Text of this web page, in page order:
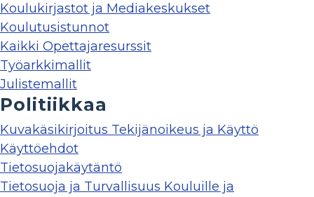
Koulukirjastot ja Mediakeskukset
Koulutusistunnot
Kaikki Opettajaresurssit
Työarkkimallit
Julistemallit
Politiikkaa
Kuvakäsikirjoitus Tekijänoikeus ja Käyttö
Käyttöehdot
Tietosuojakäytäntö
Tietosuoja ja Turvallisuus Kouluille ja